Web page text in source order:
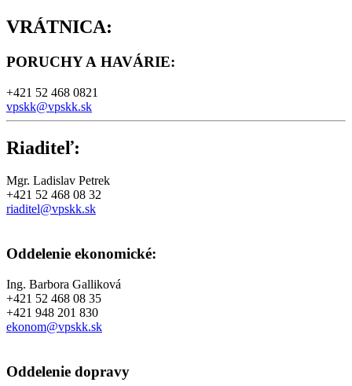
VRÁTNICA:
PORUCHY A HAVÁRIE:
+421 52 468 0821
vpskk@vpskk.sk
Riaditeľ:
Mgr. Ladislav Petrek
+421 52 468 08 32
riaditel@vpskk.sk
Oddelenie ekonomické:
Ing. Barbora Galliková
+421 52 468 08 35
+421 948 201 830
ekonom@vpskk.sk
Oddelenie dopravy